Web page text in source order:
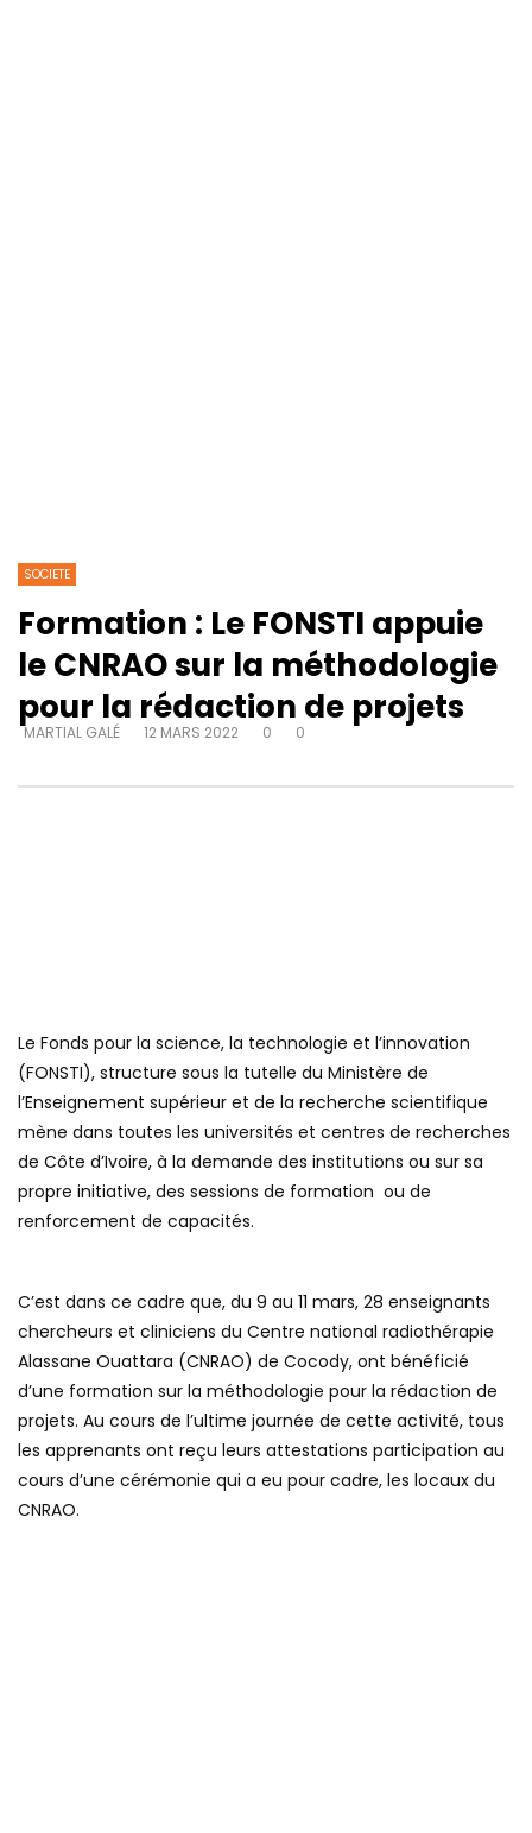
SOCIETE
Formation : Le FONSTI appuie
le CNRAO sur la méthodologie
pour la rédaction de projets
MARTIAL GALÉ 12 MARS 2022 0 0
Le Fonds pour la science, la technologie et l’innovation
(FONSTI), structure sous la tutelle du Ministère de
l’Enseignement supérieur et de la recherche scientifique
mène dans toutes les universités et centres de recherches
de Côte d’Ivoire, à la demande des institutions ou sur sa
propre initiative, des sessions de formation ou de
renforcement de capacités.
C’est dans ce cadre que, du 9 au 11 mars, 28 enseignants
chercheurs et cliniciens du Centre national radiothérapie
Alassane Ouattara (CNRAO) de Cocody, ont bénéficié
d’une formation sur la méthodologie pour la rédaction de
projets. Au cours de l’ultime journée de cette activité, tous
les apprenants ont reçu leurs attestations participation au
cours d’une cérémonie qui a eu pour cadre, les locaux du
CNRAO.